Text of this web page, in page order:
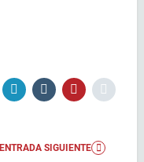
ENTRADA SIGUIENTE